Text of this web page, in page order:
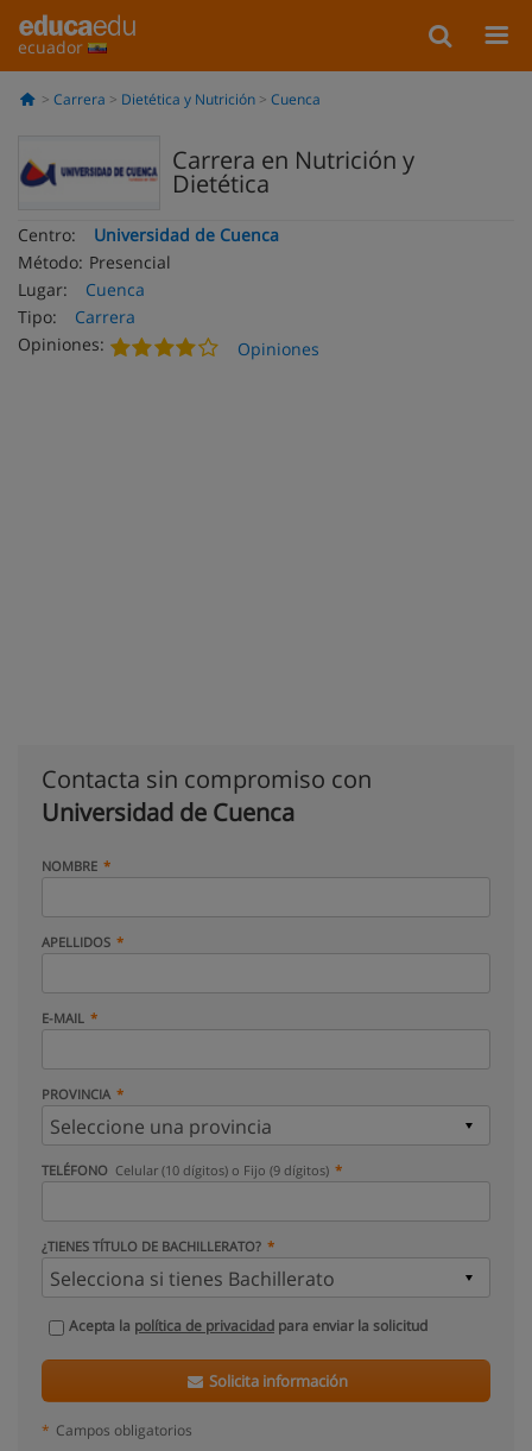
ecuador
Carrera Dietética y Nutrición Cuenca
Carrera en Nutrición y
Dietética
Centro:
Universidad de Cuenca
Método: Presencial
Lugar:
Cuenca
Tipo:
Carrera
Opiniones:
Opiniones
Contacta sin compromiso con
Universidad de Cuenca
NOMBRE
APELLIDOS
E-MAIL
PROVINCIA
TELÉFONO Celular (10 dígitos) o Fijo (9 dígitos)
¿TIENES TÍTULO DE BACHILLERATO?
Acepta la política de privacidad para enviar la solicitud
Solicita información
* Campos obligatorios